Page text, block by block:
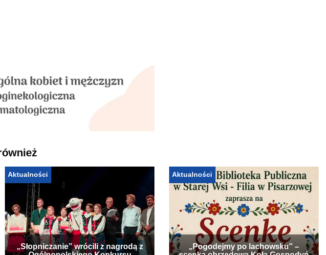
Aktualności
„Słopniczanie” wrócili z nagrodą z
Aktualności
„Pogodejmy po lachowsku” –